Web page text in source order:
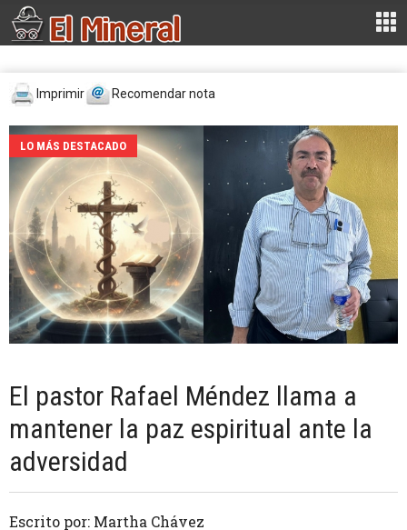
Imprimir Recomendar nota
LO MÁS DESTACADO
El pastor Rafael Méndez llama a
mantener la paz espiritual ante la
adversidad
Escrito por: Martha Chávez